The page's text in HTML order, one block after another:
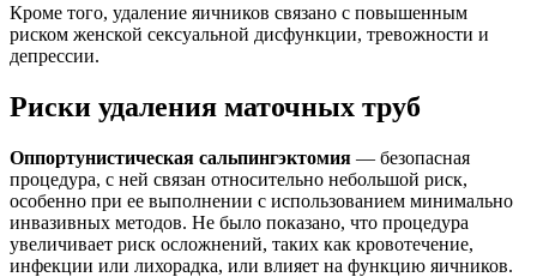
Кроме того, удаление яичников связано с повышенным
риском женской сексуальной дисфункции, тревожности и
депрессии.
Риски удаления маточных труб
Оппортунистическая сальпингэктомия — безопасная
процедура, с ней связан относительно небольшой риск,
особенно при ее выполнении с использованием минимально
инвазивных методов. Не было показано, что процедура
увеличивает риск осложнений, таких как кровотечение,
инфекции или лихорадка, или влияет на функцию яичников.